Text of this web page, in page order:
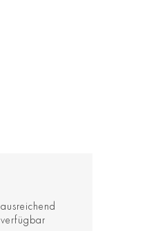
ausreichend
verfügbar